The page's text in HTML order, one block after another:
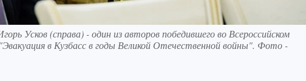
Усков (справа) - один из авторов победившего во Всероссийском
в Кузбасс в годы Великой Отечественной войны". Фото -